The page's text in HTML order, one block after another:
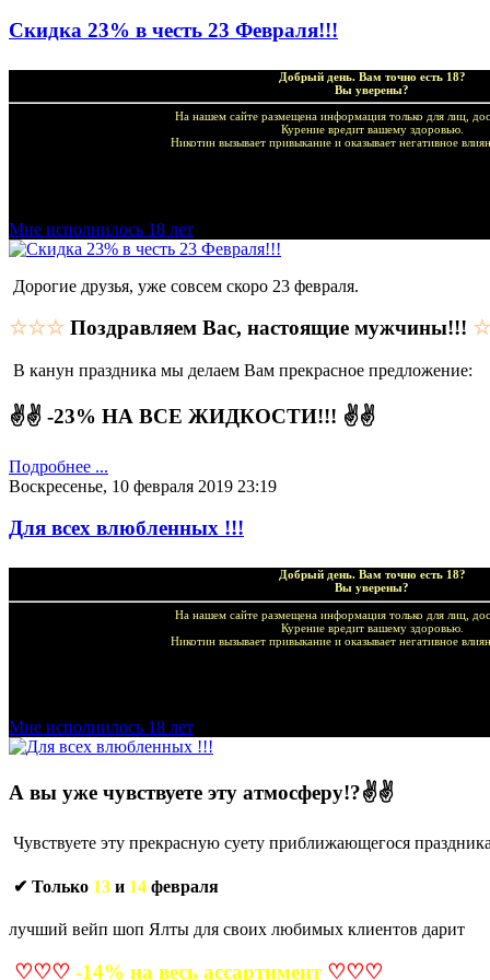
Скидка 23% в честь 23 Февраля!!!
Добрый день. Вам точно есть 18?
Вы уверены?
На нашем сайте размещена информация только для лиц,
Курение вредит вашему здоровью.
Никотин вызывает привыкание и оказывает негативное
Мне исполнилось 18 лет
Дорогие друзья, уже совсем скоро 23 февраля.
☆☆☆ Поздравляем Вас, настоящие мужчины!!!
В канун праздника мы делаем Вам прекрасное предложение:
✌✌ -23% НА ВСЕ ЖИДКОСТИ!!! ✌✌
Подробнее ...
Воскресенье, 10 февраля 2019 23:19
Для всех влюбленных !!!
Добрый день. Вам точно есть 18?
Вы уверены?
На нашем сайте размещена информация только для лиц,
Курение вредит вашему здоровью.
Никотин вызывает привыкание и оказывает негативное
Мне исполнилось 18 лет
А вы уже чувствуете эту атмосферу!?✌✌
Чувствуете эту прекрасную суету приближающегося
✔ Только 13 и 14 февраля
лучший вейп шоп Ялты для своих любимых клиентов дарит
♡♡♡ -14% на весь ассартимент ♡♡♡